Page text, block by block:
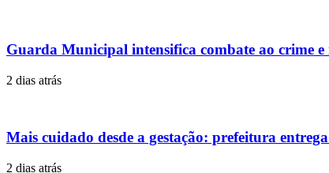
Guarda Municipal intensifica combate ao crime
2 dias atrás
Mais cuidado desde a gestação: prefeitura
2 dias atrás